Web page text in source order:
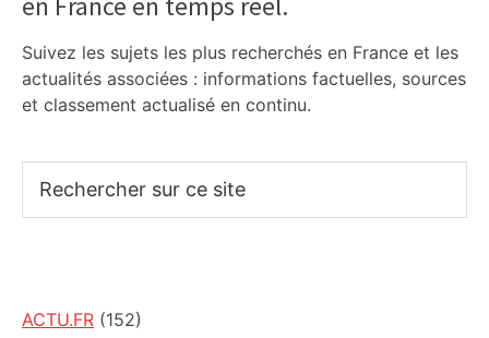
Sidebar
Suivez les sujets les plus recherchés en France et les
actualités associées : informations factuelles, sources
et classement actualisé en continu.
sur
ACTU.FR (152)